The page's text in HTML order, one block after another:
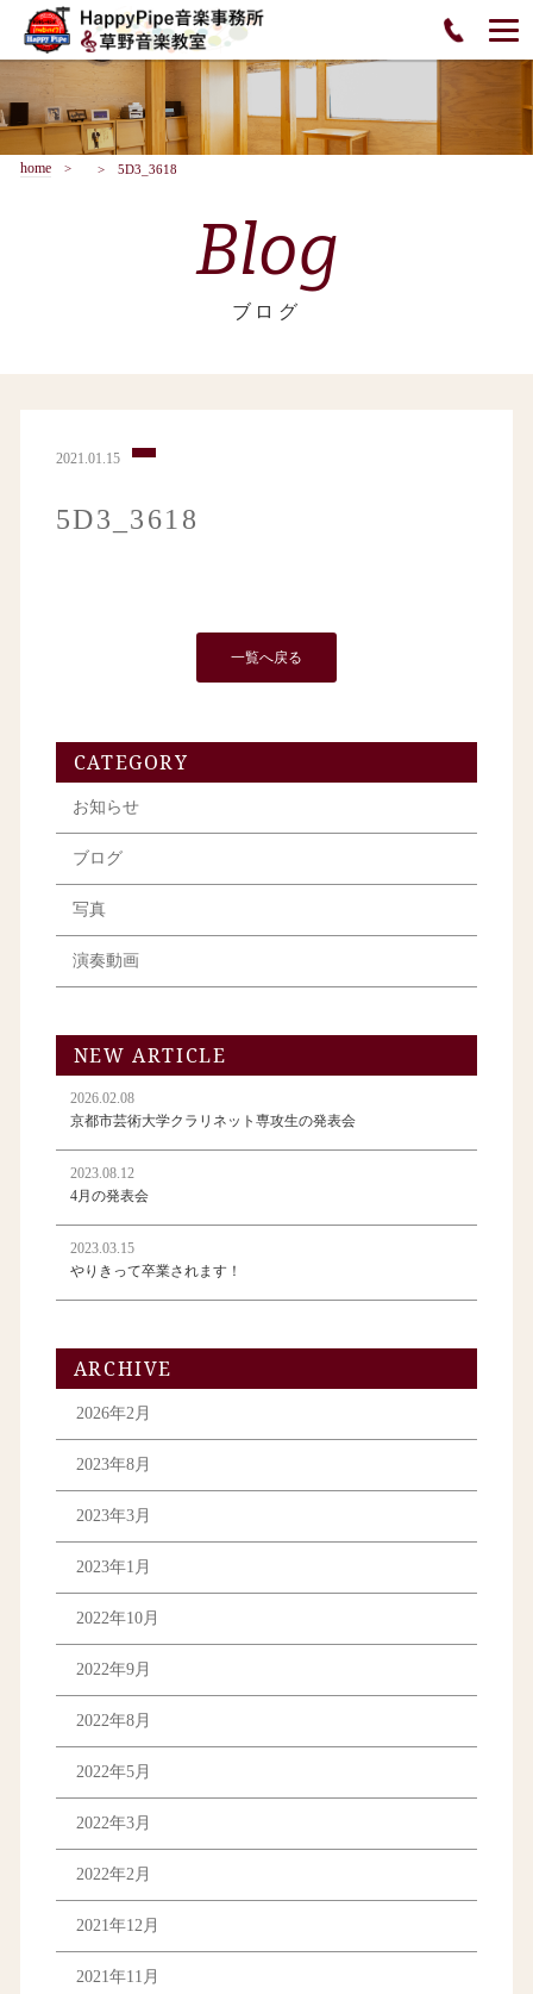
home 5D3_3618
Blog
ブログ
2021.01.15
5D3_3618
一覧へ戻る
CATEGORY
お知らせ
ブログ
写真
演奏動画
NEW ARTICLE
2026.02.08
京都市芸術大学クラリネット専攻生の発表会
2023.08.12
4月の発表会
2023.03.15
やりきって卒業されます！
ARCHIVE
2026年2月
2023年8月
2023年3月
2023年1月
2022年10月
2022年9月
2022年8月
2022年5月
2022年3月
2022年2月
2021年12月
2021年11月